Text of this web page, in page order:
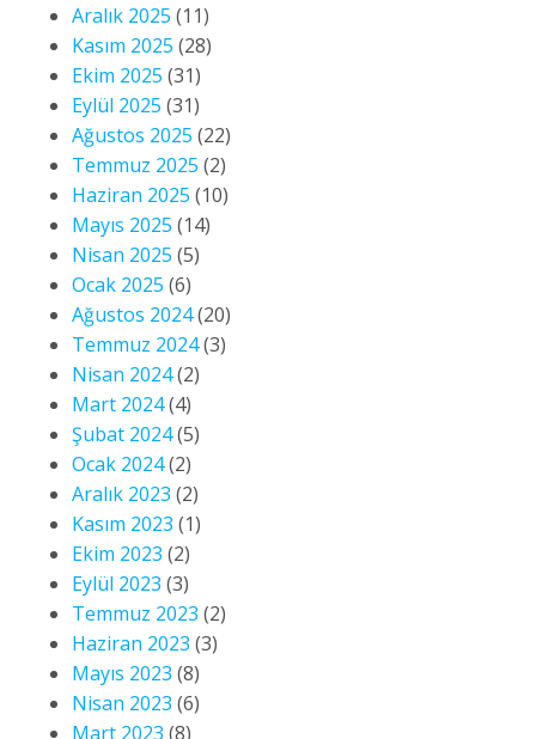
Aralık 2025 (11)
Kasım 2025 (28)
Ekim 2025 (31)
Eylül 2025 (31)
Ağustos 2025 (22)
Temmuz 2025 (2)
Haziran 2025 (10)
Mayıs 2025 (14)
Nisan 2025 (5)
Ocak 2025 (6)
Ağustos 2024(20)
Temmuz 2024(3)
Nisan 2024(2)
Mart 2024(4)
Şubat 2024(5)
Ocak 2024(2)
Aralık 2023 (2)
Kasım 2023 (1)
Ekim 2023 (2)
Eylül 2023 (3)
Temmuz 2023 (2)
Haziran 2023 (3)
Mayıs 2023 (8)
Nisan 2023 (6)
Mart 2023 (8)